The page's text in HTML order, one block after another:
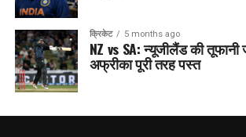
क्रिकेट 5 months ago
NZ vs SA: न्यूजीलैंड की
अफ्रीका पूरी तरह पस्त